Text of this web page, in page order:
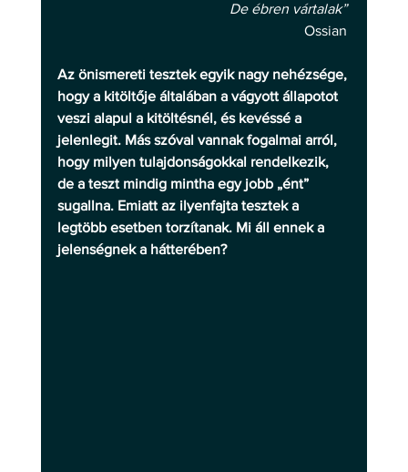
De ébren vártalak”
Ossian
Az önismereti tesztek egyik nagy nehézsége,
hogy a kitöltője általában a vágyott állapotot
veszi alapul a kitöltésnél, és kevéssé a
jelenlegit. Más szóval vannak fogalmai arról,
hogy milyen tulajdonságokkal rendelkezik,
de a teszt mindig mintha egy jobb „ént”
sugallna. Emiatt az ilyenfajta tesztek a
legtöbb esetben torzítanak. Mi áll ennek a
jelenségnek a hátterében?